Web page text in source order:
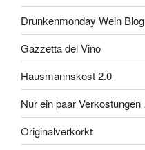
Drunkenmonday Wein Blog
Gazzetta del Vino
Hausmannskost 2.0
Nur ein paar
Originalverkorkt